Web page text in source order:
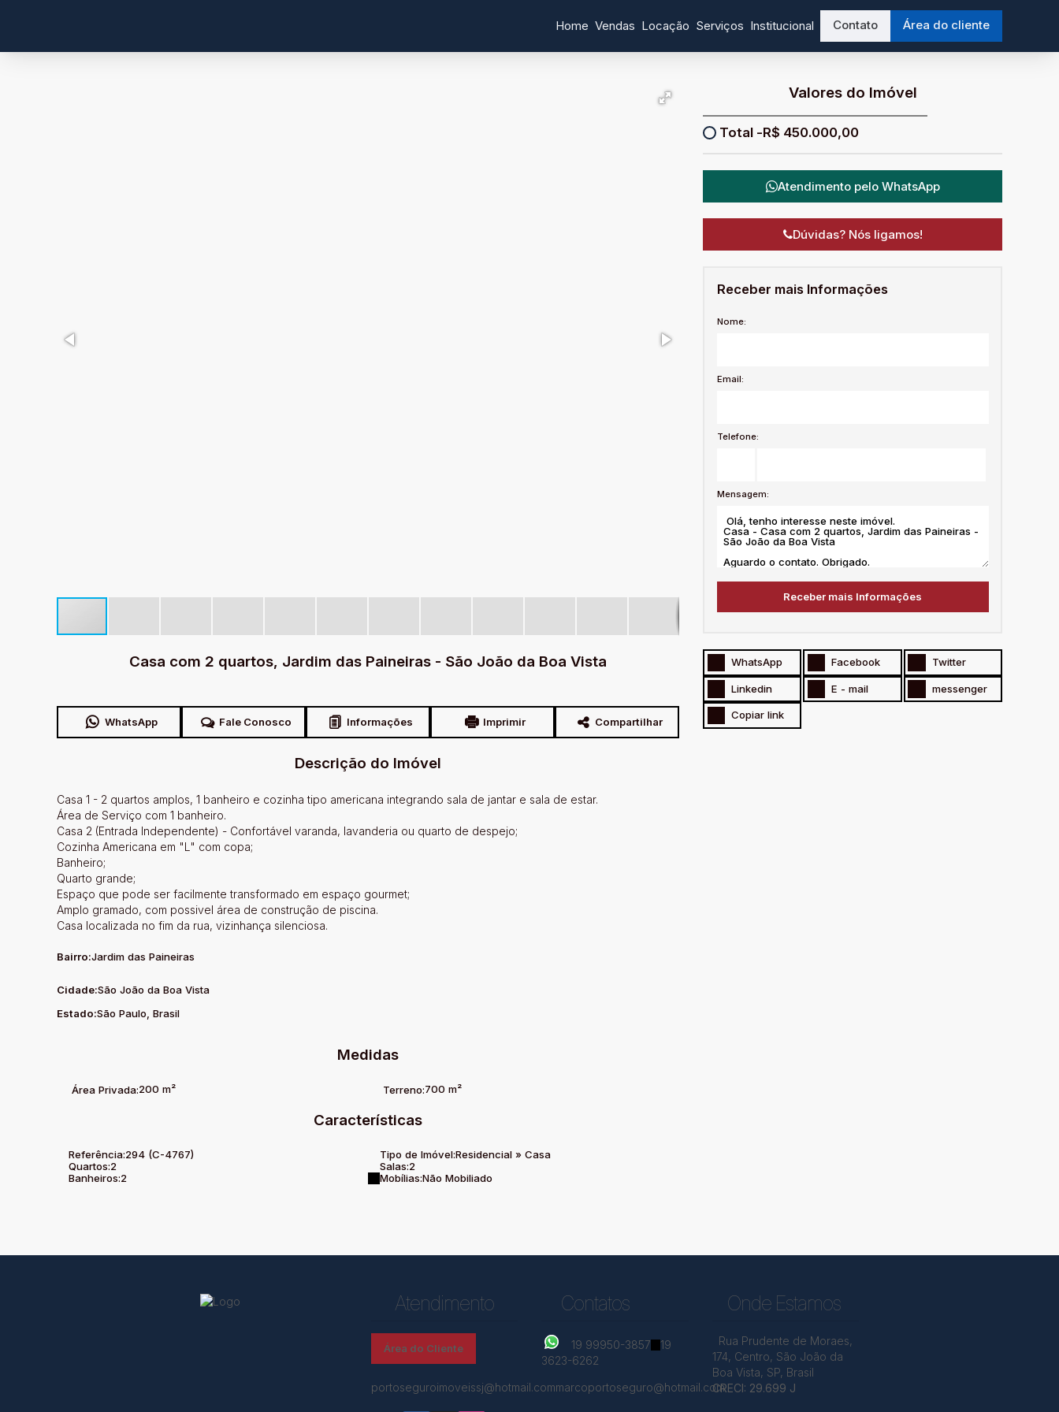
Área do cliente
Contato
Institucional
Serviços
Locação
Vendas
Home
Casa com 2 quartos, Jardim das Paineiras - São João da Boa Vista
WhatsApp Fale Conosco Informações Imprimir Compartilhar
Descrição do Imóvel
Casa 1 - 2 quartos amplos, 1 banheiro e cozinha tipo americana integrando sala de jantar e sala de estar.
Área de Serviço com 1 banheiro.
Casa 2 (Entrada Independente) - Confortável varanda, lavanderia ou quarto de despejo;
Cozinha Americana em "L" com copa;
Banheiro;
Quarto grande;
Espaço que pode ser facilmente transformado em espaço gourmet;
Amplo gramado, com possivel área de construção de piscina.
Casa localizada no fim da rua, vizinhança silenciosa.
Bairro:Jardim das Paineiras
Cidade:São João da Boa Vista
Estado:São Paulo, Brasil
Medidas
Área Privada:200 m² Terreno:700 m²
Características
Referência:294 (C-4767) Tipo de Imóvel:Residencial » Casa
Quartos:2 Salas:2
Banheiros:2 Mobílias:Não Mobiliado
Valores do Imóvel
R$ 450.000,00
Atendimento pelo WhatsApp
Dúvidas? Nós ligamos!
Receber mais Informações
Nome:
Email:
Telefone:
Mensagem:
WhatsApp Facebook Twitter
Linkedin E - mail messenger
Copiar link
Atendimento
Área do Cliente
portoseguroimoveissj@hotmail.commarcoportoseguro@hotmail.com
Contatos
19 99950-3857
19
3623-6262
Onde Estamos
Rua Prudente de Moraes,
174, Centro, São João da
Boa Vista, SP, Brasil
CRECI: 29.699 J